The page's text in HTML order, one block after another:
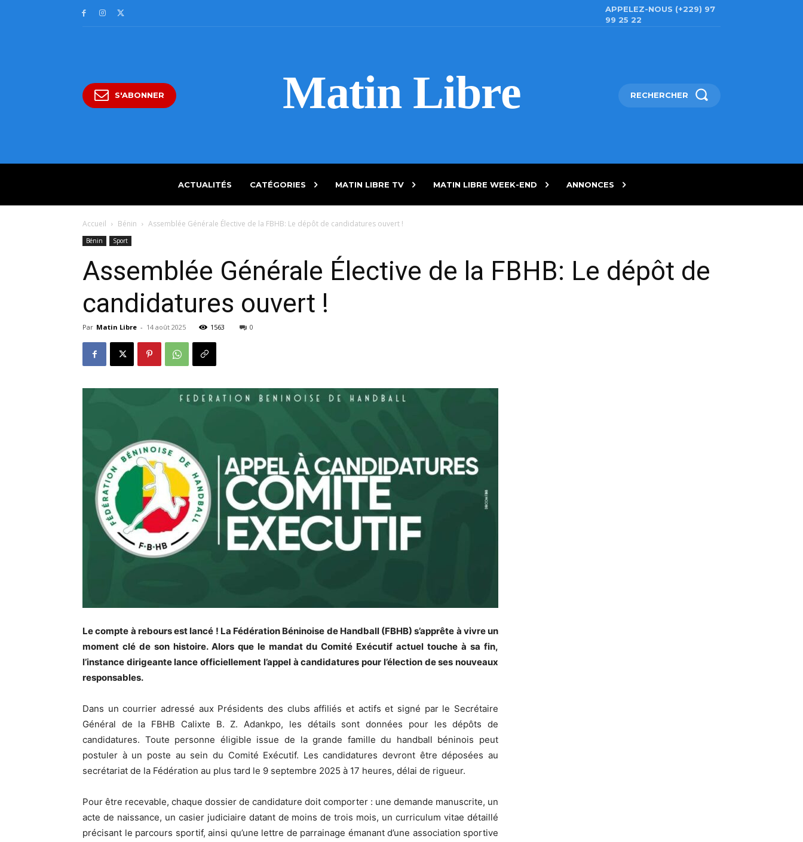
APPELEZ-NOUS (+229) 97
99 25 22
S'ABONNER Matin Libre RECHERCHER
ACTUALITÉS CATÉGORIES MATIN LIBRE TV MATIN LIBRE WEEK-END ANNONCES
Accueil Bénin Assemblée Générale Élective de la FBHB: Le dépôt de candidatures ouvert !
Bénin Sport
Assemblée Générale Élective de la FBHB: Le dépôt de
candidatures ouvert !
Par Matin Libre - 14 août 2025 1563 0
Le compte à rebours est lancé ! La Fédération Béninoise de Handball (FBHB) s’apprête à vivre un
moment clé de son histoire. Alors que le mandat du Comité Exécutif actuel touche à sa fin,
l’instance dirigeante lance officiellement l’appel à candidatures pour l’élection de ses nouveaux
responsables.
Dans un courrier adressé aux Présidents des clubs affiliés et actifs et signé par le Secrétaire
Général de la FBHB Calixte B. Z. Adankpo, les détails sont données pour les dépôts de
candidatures. Toute personne éligible issue de la grande famille du handball béninois peut
postuler à un poste au sein du Comité Exécutif. Les candidatures devront être déposées au
secrétariat de la Fédération au plus tard le 9 septembre 2025 à 17 heures, délai de rigueur.
Pour être recevable, chaque dossier de candidature doit comporter : une demande manuscrite, un
acte de naissance, un casier judiciaire datant de moins de trois mois, un curriculum vitae détaillé
précisant le parcours sportif, ainsi qu’une lettre de parrainage émanant d’une association sportive